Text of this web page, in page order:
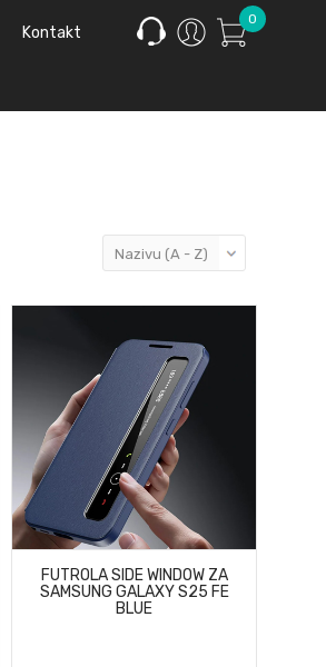
Kontakt
0
FUTROLA SIDE WINDOW ZA
SAMSUNG GALAXY S25 FE
BLUE